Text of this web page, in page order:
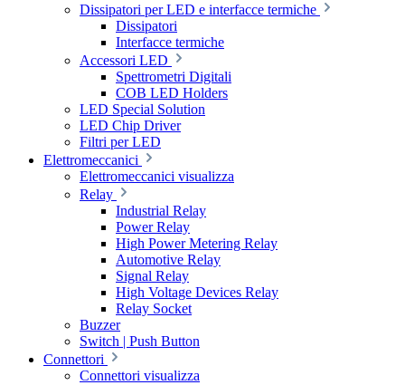
Dissipatori per LED e interfacce termiche
Dissipatori
Interfacce termiche
Accessori LED
Spettrometri Digitali
COB LED Holders
LED Special Solution
LED Chip Driver
Filtri per LED
Elettromeccanici
Elettromeccanici visualizza
Relay
Industrial Relay
Power Relay
High Power Metering Relay
Automotive Relay
Signal Relay
High Voltage Devices Relay
Relay Socket
Buzzer
Switch | Push Button
Connettori
Connettori visualizza